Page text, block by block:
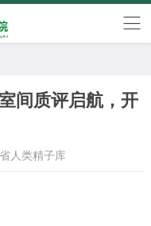
间质评启航，开
人类精子库